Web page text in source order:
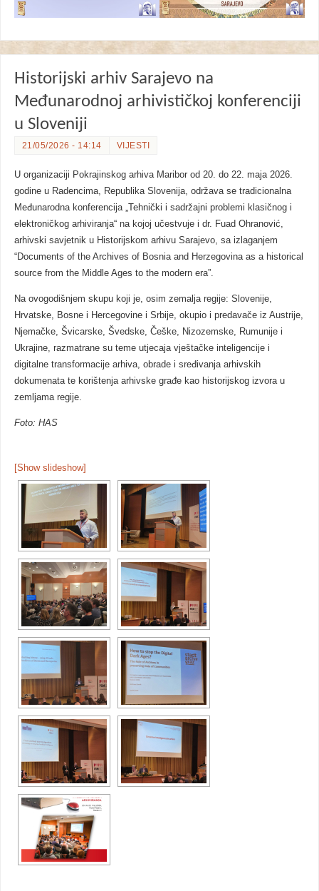
Historijski arhiv Sarajevo na
Međunarodnoj arhivističkoj konferenciji
u Sloveniji
21/05/2026 - 14:14 VIJESTI
U organizaciji Pokrajinskog arhiva Maribor od 20. do 22. maja 2026.
godine u Radencima, Republika Slovenija, održava se tradicionalna
Međunarodna konferencija „Tehnički i sadržajni problemi klasičnog i
elektroničkog arhiviranja“ na kojoj učestvuje i dr. Fuad Ohranović,
arhivski savjetnik u Historijskom arhivu Sarajevo, sa izlaganjem
“Documents of the Archives of Bosnia and Herzegovina as a historical
source from the Middle Ages to the modern era”.
Na ovogodišnjem skupu koji je, osim zemalja regije: Slovenije,
Hrvatske, Bosne i Hercegovine i Srbije, okupio i predavače iz Austrije,
Njemačke, Švicarske, Švedske, Češke, Nizozemske, Rumunije i
Ukrajine, razmatrane su teme utjecaja vještačke inteligencije i
digitalne transformacije arhiva, obrade i sređivanja arhivskih
dokumenata te korištenja arhivske građe kao historijskog izvora u
zemljama regije.
Foto: HAS
[Show slideshow]